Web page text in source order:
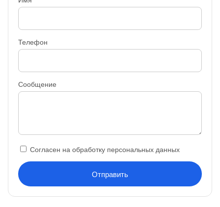
Телефон
Сообщение
Согласен на обработку персональных данных
Отправить